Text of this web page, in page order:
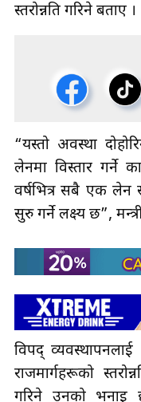
स्तरोन्नति गरिने बताए ।
“यस्तो अवस्था
लेनमा विस्तार गर्ने
वर्षभित्र सबै एक लेन
सुरु गर्ने लक्ष्य छ”,
विपद्
राजमार्गहरूको
गरिने उनको भनाइ